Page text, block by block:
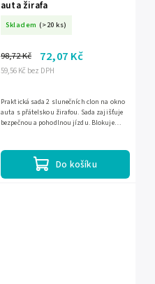
auta žirafa
Skladem (>20 ks)
59,56 Kč bez DPH
98,72 Kč 72,07 Kč
Do košíku
Praktická sada 2 slunečních clon na okno
auta s přátelskou žirafou. Sada zajišťuje
bezpečnou a pohodlnou jízdu. Blokuje